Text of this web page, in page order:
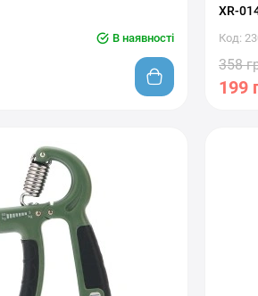
В наявності
XR-
Код:
358
199